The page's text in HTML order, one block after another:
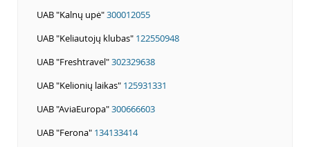
UAB "Kalnų upė"300012055
UAB "Keliautojų klubas" 122550948
UAB "Freshtravel"302329638
UAB "Kelionių laikas" 125931331
UAB "AviaEuropa"300666603
UAB "Ferona" 134133414